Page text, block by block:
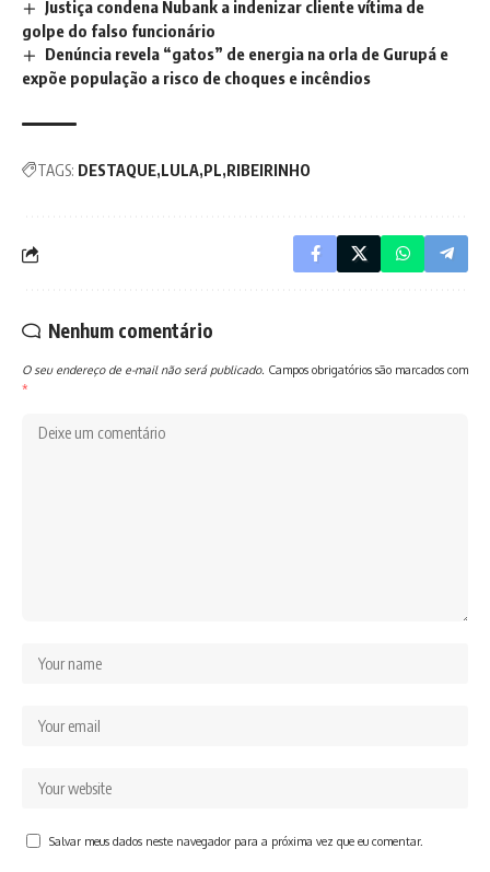
Justiça condena Nubank a indenizar cliente vítima de
golpe do falso funcionário
Denúncia revela “gatos” de energia na orla de Gurupá e
expõe população a risco de choques e incêndios
TAGS: DESTAQUE LULA PL RIBEIRINHO
Nenhum comentário
O seu endereço de e-mail não será publicado. Campos obrigatórios são marcados com
*
Salvar meus dados neste navegador para a próxima vez que eu comentar.